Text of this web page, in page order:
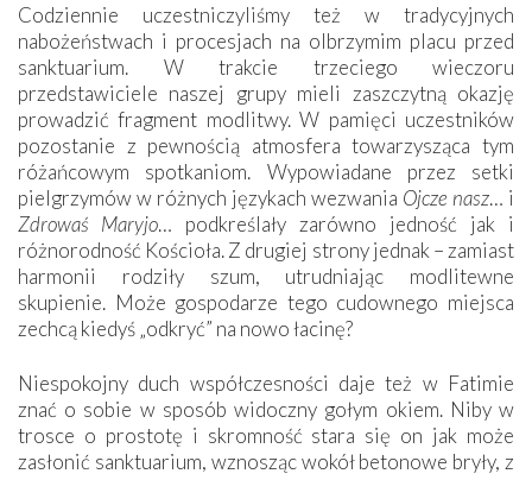
Codziennie uczestniczyliśmy też w tradycyjnych
nabożeństwach i procesjach na olbrzymim placu przed
sanktuarium. W trakcie trzeciego wieczoru
przedstawiciele naszej grupy mieli zaszczytną okazję
prowadzić fragment modlitwy. W pamięci uczestników
pozostanie z pewnością atmosfera towarzysząca tym
różańcowym spotkaniom. Wypowiadane przez setki
pielgrzymów w różnych językach wezwania Ojcze nasz… i
Zdrowaś Maryjo… podkreślały zarówno jedność jak i
różnorodność Kościoła. Z drugiej strony jednak – zamiast
harmonii rodziły szum, utrudniając modlitewne
skupienie. Może gospodarze tego cudownego miejsca
zechcą kiedyś „odkryć” na nowo łacinę?
Niespokojny duch współczesności daje też w Fatimie
znać o sobie w sposób widoczny gołym okiem. Niby w
trosce o prostotę i skromność stara się on jak może
zasłonić sanktuarium, wznosząc wokół betonowe bryły, z